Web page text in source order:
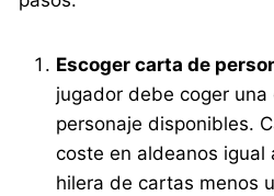
Escoger carta de
jugador debe coger
personaje disponibles.
coste en aldeanos igual
hilera de cartas menos